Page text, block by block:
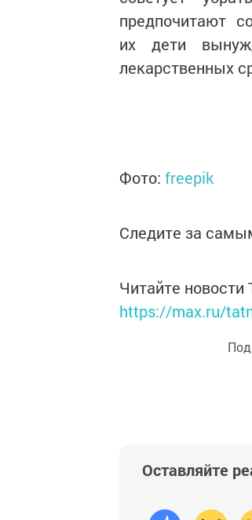
предпочитают
их дети
лекарственных
Фото: freepik
Следите за
Читайте
https://max.ru/
Оставляйте